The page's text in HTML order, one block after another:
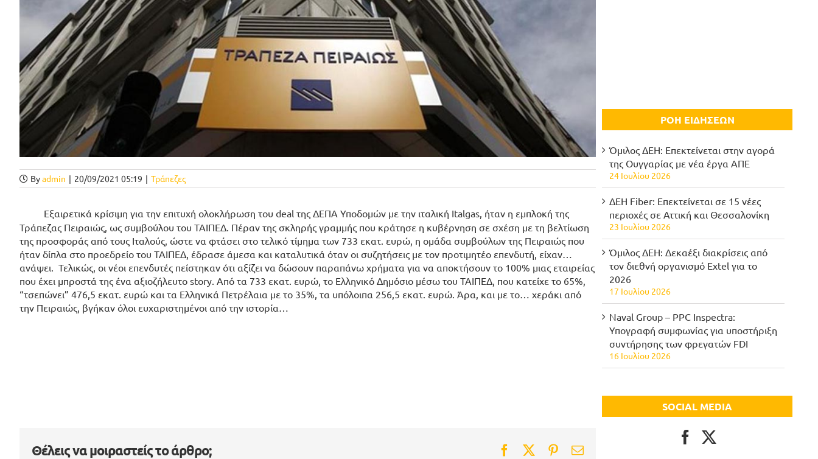
Byadmin | 20/09/2021 05:19 | Τράπεζες
Εξαιρετικά κρίσιμη για την επιτυχή ολοκλήρωση του deal της ΔΕΠΑ Υποδομών με την ιταλική Italgas, ήταν η εμπλοκή της
Τράπεζας Πειραιώς, ως συμβούλου του ΤΑΙΠΕΔ. Πέραν της σκληρής γραμμής που κράτησε η κυβέρνηση σε σχέση με τη βελτίωση
της προσφοράς από τους Ιταλούς, ώστε να φτάσει στο τελικό τίμημα των 733 εκατ. ευρώ, η ομάδα συμβούλων της Πειραιώς που
ήταν δίπλα στο προεδρείο του ΤΑΙΠΕΔ, έδρασε άμεσα και καταλυτικά όταν οι συζητήσεις με τον προτιμητέο επενδυτή, είχαν…
ανάψει. Τελικώς, οι νέοι επενδυτές πείστηκαν ότι αξίζει να δώσουν παραπάνω χρήματα για να αποκτήσουν το 100% μιας εταιρείας
που έχει μπροστά της ένα αξιοζήλευτο story. Από τα 733 εκατ. ευρώ, το Ελληνικό Δημόσιο μέσω του ΤΑΙΠΕΔ, που κατείχε το 65%,
“τσεπώνει” 476,5 εκατ. ευρώ και τα Ελληνικά Πετρέλαια με το 35%, τα υπόλοιπα 256,5 εκατ. ευρώ. Άρα, και με το… χεράκι από
την Πειραιώς, βγήκαν όλοι ευχαριστημένοι από την ιστορία…
Θέλεις να μοιραστείς το άρθρο; Facebook
TwitterPinterest
Email
ΡΟΗ ΕΙΔΗΣΕΩΝ
Όμιλος ΔΕΗ: Επεκτείνεται στην αγορά
της Ουγγαρίας με νέα έργα ΑΠΕ
24 Ιουλίου 2026
ΔΕΗ Fiber: Επεκτείνεται σε 15 νέες
περιοχές σε Αττική και Θεσσαλονίκη
23 Ιουλίου 2026
Όμιλος ΔΕΗ: Δεκαέξι διακρίσεις από
τον διεθνή οργανισμό Extel για το
2026
17 Ιουλίου 2026
Naval Group – PPC Inspectra:
Υπογραφή συμφωνίας για υποστήριξη
συντήρησης των φρεγατών FDI
16 Ιουλίου 2026
SOCIAL MEDIA